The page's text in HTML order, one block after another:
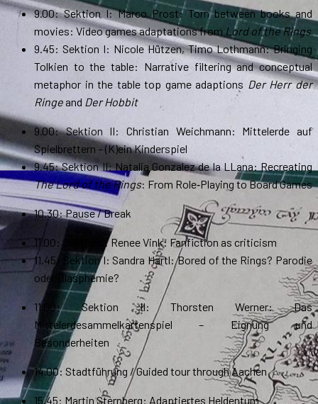
9.00: Sektion I: Marco Prost: Torn between books and
movies: Video games adaptations from Lord of the Rings
9.45: Sektion I: Nicole Hützen, Timo Lothmann: Bringing
Tolkien to the table: Narrative filtering and conceptual
metaphor in the table top game adaptions Der Herr der
Ringeand Der Hobbit
9.00: Sektion II: Christian Weichmann: Mittelerde auf
Spielbrettern – (K)ein Kinderspiel
9.45: Sektion II: Natalia Gonzalez de la LLana: Recreating
The Lord of the Rings: From Role‐Playing to Board Games
10.30: Pause / Break
11.00: Sektion I: Renee Vink: Fanfiction as criticism
11.45: Sektion I: Sandra Hartl: Bored of the Rings? Parodie
oder Blasphemie?
11.00: Sektion II: Thorsten Werner: Das
Mittelerdesammelkartenspiel – Eignung und
Besonderheiten
14.00: Stadtführung / Guided tour through Aachen
15.45: Martin Sternberg: Adaptiertes Heldentum